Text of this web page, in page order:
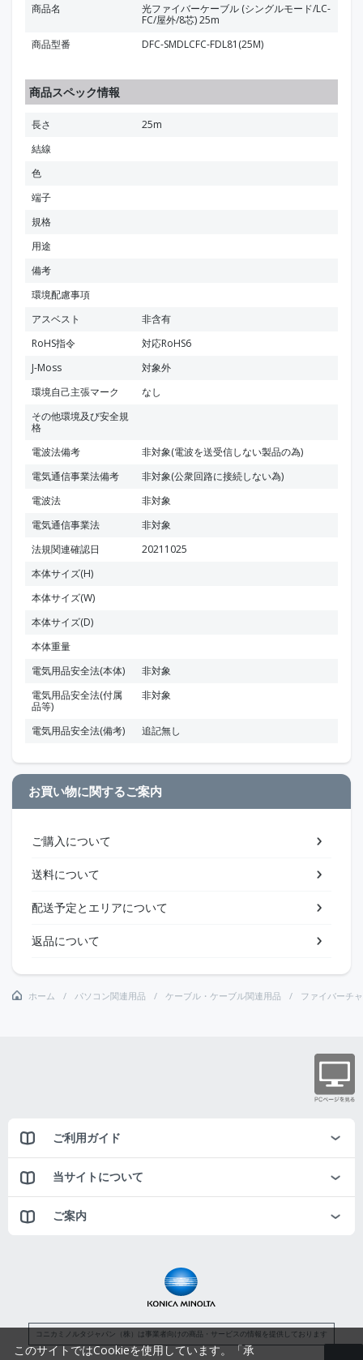
商品名
光ファイバーケーブル (シングルモード/LC-
FC/屋外/8芯) 25m
商品型番
DFC-SMDLCFC-FDL81(25M)
商品スペック情報
長さ
25m
結線
色
端子
規格
用途
備考
環境配慮事項
アスベスト
非含有
RoHS指令
対応RoHS6
J-Moss
対象外
環境自己主張マーク
なし
その他環境及び安全規
格
電波法備考
非対象(電波を送受信しない製品の為)
電気通信事業法備考
非対象(公衆回路に接続しない為)
電波法
非対象
電気通信事業法
非対象
法規関連確認日
20211025
本体サイズ(H)
本体サイズ(W)
本体サイズ(D)
本体重量
電気用品安全法(本体)
非対象
電気用品安全法(付属
品等)
非対象
電気用品安全法(備考) 追記無し
お買い物に関するご案内
ご購入について
送料について
配送予定とエリアについて
返品について
ホーム パソコン関連用品 ケーブル・ケーブル関連用品 ファイバーチ
ご利用ガイド
当サイトについて
ご案内
コニカミノルタジャパン（株）は事業者向けの商品・サービスの情報を提供しております
このサイトではCookieを使用しています。「承